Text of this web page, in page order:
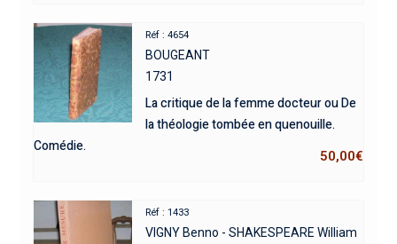
Réf : 4654
BOUGEANT
1731
La critique de la femme docteur ou De
la théologie tombée en quenouille.
Comédie.
50,00€
Réf : 1433
VIGNY Benno - SHAKESPEARE William